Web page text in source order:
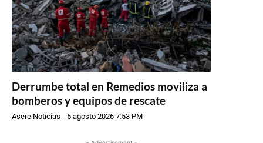
Derrumbe total en Remedios moviliza a
bomberos y equipos de rescate
Asere Noticias - 5 agosto 2026 7:53 PM